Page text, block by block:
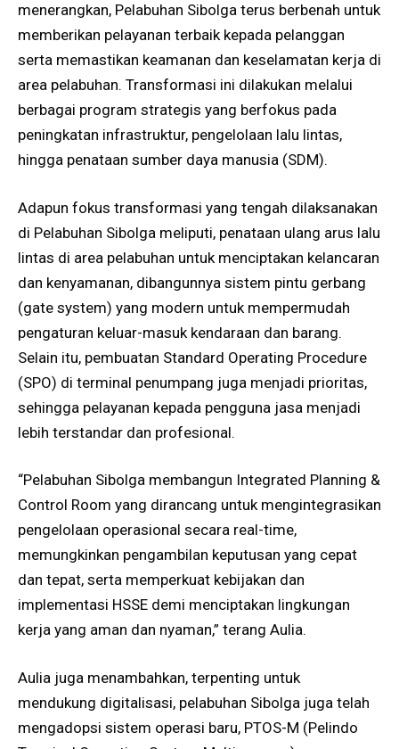
menerangkan, Pelabuhan Sibolga terus berbenah untuk
memberikan pelayanan terbaik kepada pelanggan
serta memastikan keamanan dan keselamatan kerja di
area pelabuhan. Transformasi ini dilakukan melalui
berbagai program strategis yang berfokus pada
peningkatan infrastruktur, pengelolaan lalu lintas,
hingga penataan sumber daya manusia (SDM).
Adapun fokus transformasi yang tengah dilaksanakan
di Pelabuhan Sibolga meliputi, penataan ulang arus lalu
lintas di area pelabuhan untuk menciptakan kelancaran
dan kenyamanan, dibangunnya sistem pintu gerbang
(gate system) yang modern untuk mempermudah
pengaturan keluar-masuk kendaraan dan barang.
Selain itu, pembuatan Standard Operating Procedure
(SPO) di terminal penumpang juga menjadi prioritas,
sehingga pelayanan kepada pengguna jasa menjadi
lebih terstandar dan profesional.
“Pelabuhan Sibolga membangun Integrated Planning &
Control Room yang dirancang untuk mengintegrasikan
pengelolaan operasional secara real-time,
memungkinkan pengambilan keputusan yang cepat
dan tepat, serta memperkuat kebijakan dan
implementasi HSSE demi menciptakan lingkungan
kerja yang aman dan nyaman,” terang Aulia.
Aulia juga menambahkan, terpenting untuk
mendukung digitalisasi, pelabuhan Sibolga juga telah
mengadopsi sistem operasi baru, PTOS-M (Pelindo